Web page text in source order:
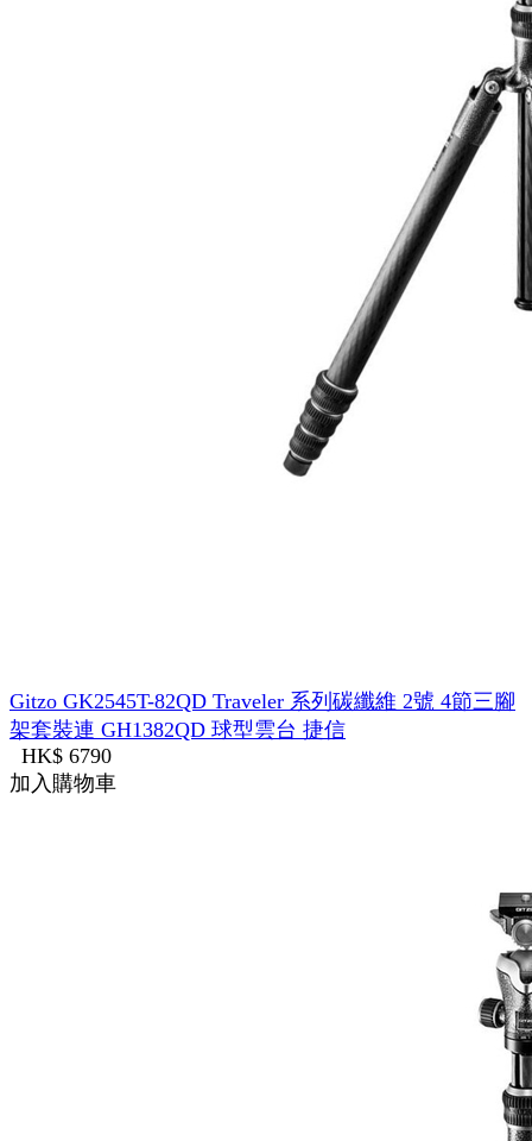
Gitzo GK2545T-82QD Traveler 系列碳纖維 2號 4節三腳
架套裝連 GH1382QD 球型雲台 捷信
HK$ 6790
加入購物車